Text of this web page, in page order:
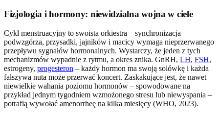
Fizjologia i hormony: niewidzialna wojna w ciele
Cykl menstruacyjny to swoista orkiestra – synchronizacja
podwzgórza, przysadki, jajników i macicy wymaga nieprzerwanego
przepływu sygnałów hormonalnych. Wystarczy, że jeden z tych
mechanizmów wypadnie z rytmu, a okres znika. GnRH, LH, FSH,
estrogeny, progesteron – każdy hormon ma swoją solówkę i każda
fałszywa nuta może przerwać koncert. Zaskakujące jest, że nawet
niewielkie wahania poziomu hormonów – spowodowane na
przykład jednym tygodniem wzmożonego stresu lub niewyspania –
potrafią wywołać amenorrheę na kilka miesięcy (WHO, 2023).